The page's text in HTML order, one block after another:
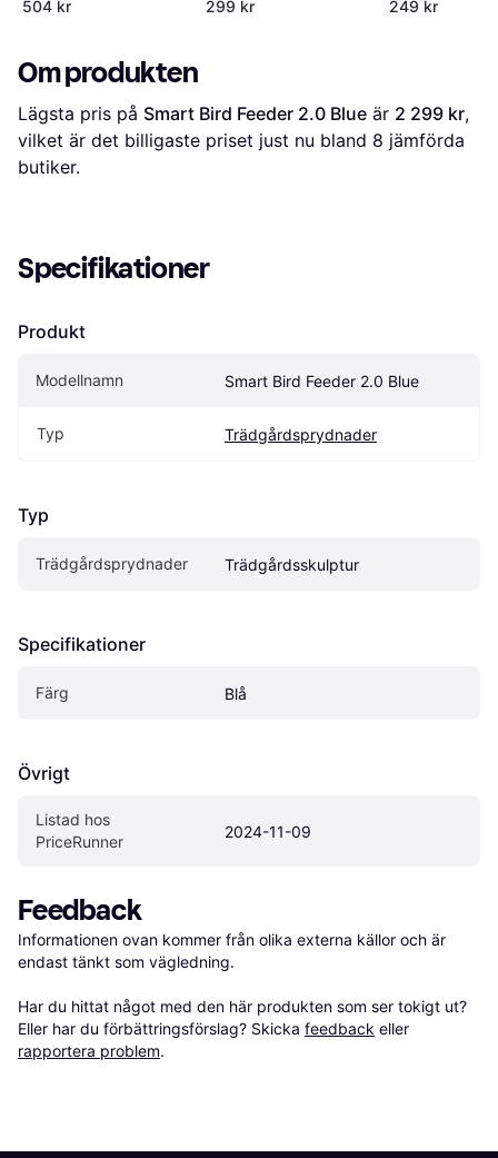
504 kr 299 kr 249 kr
Om produkten
Lägsta pris på Smart Bird Feeder 2.0 Blue är 2 299 kr,
vilket är det billigaste priset just nu bland 8 jämförda
butiker.
Specifikationer
Produkt
Modellnamn Smart Bird Feeder 2.0 Blue
Typ Trädgårdsprydnader
Typ
Trädgårdsprydnader Trädgårdsskulptur
Specifikationer
Färg Blå
Övrigt
Listad hos
PriceRunner
2024-11-09
Feedback
Informationen ovan kommer från olika externa källor och är
endast tänkt som vägledning.
Har du hittat något med den här produkten som ser tokigt ut?
Eller har du förbättringsförslag? Skicka feedback eller
rapportera problem.